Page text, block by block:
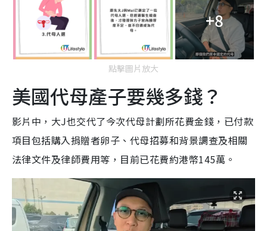
+8
點擊圖片放大
美國代母產子要幾多錢？
影片中，大J也交代了今次代母計劃所花費金錢，已付款
項目包括購入捐贈者卵子、代母招募和背景調查及相關
法律文件及律師費用等，目前已花費約港幣145萬。